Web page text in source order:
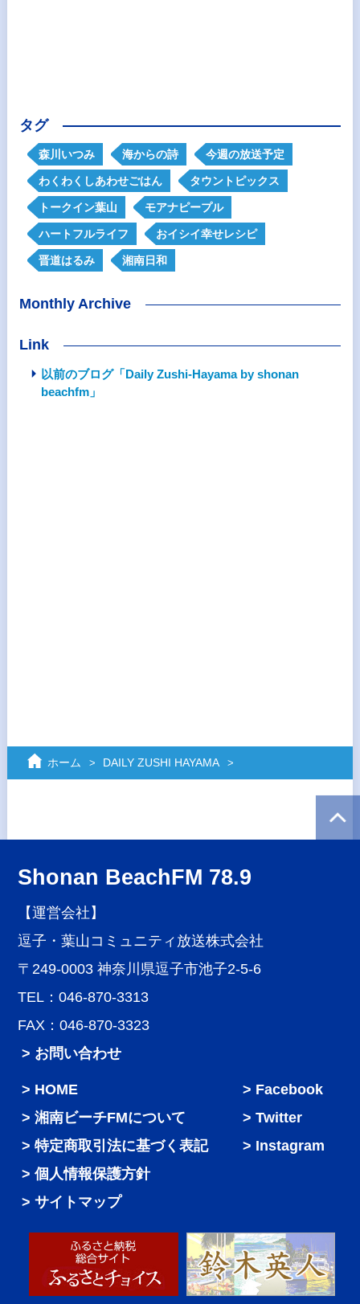
タグ
森川いつみ 海からの詩 今週の放送予定
わくわくしあわせごはん タウントピックス
トークイン葉山 モアナピープル
ハートフルライフ おイシイ幸せレシピ
晋道はるみ 湘南日和
Monthly Archive
Link
以前のブログ「Daily Zushi-Hayama by shonan
beachfm」
ホーム DAILY ZUSHI HAYAMA
Shonan BeachFM 78.9
【運営会社】
逗子・葉山コミュニティ放送株式会社
〒249-0003 神奈川県逗子市池子2-5-6
TEL：046-870-3313
FAX：046-870-3323
> お問い合わせ
HOME
湘南ビーチFMについて
特定商取引法に基づく表記
個人情報保護方針
サイトマップ
Facebook
Twitter
Instagram